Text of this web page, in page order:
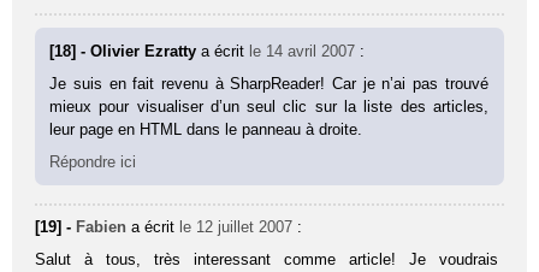
[18] - Olivier Ezrattya écrit le 14 avril 2007 :
Je suis en fait revenu à SharpReader! Car je n’ai pas trouvé
mieux pour visualiser d’un seul clic sur la liste des articles,
leur page en HTML dans le panneau à droite.
Répondre ici
[19] - Fabien a écrit le 12 juillet 2007 :
Salut à tous, très interessant comme article! Je voudrais